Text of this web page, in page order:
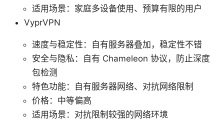
适用场景：家庭多设备使用、预算有限的用户
VyprVPN
速度与稳定性：自有服务器叠加，稳定性不错
安全与隐私：自有 Chameleon 协议，防止深度
包检测
特色功能：自有服务器网络、对抗网络限制
价格：中等偏高
适用场景：对抗限制较强的网络环境